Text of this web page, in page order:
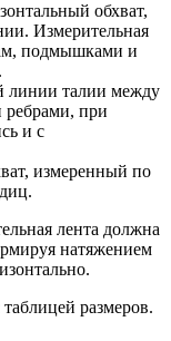
обхват,
Измерительная
подмышками и
линии талии между
при
и с
измеренный по
лента должна
натяжением
размеров.